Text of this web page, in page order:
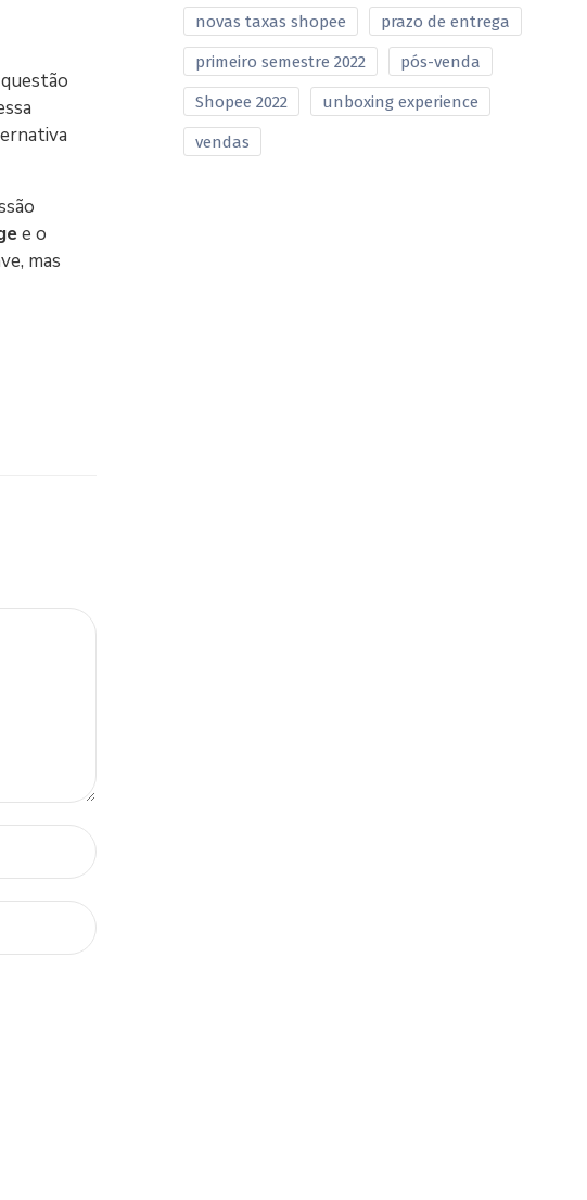
e o
mas
novas taxas shopee prazo de entrega
primeiro semestre 2022 pós-venda
Shopee 2022 unboxing experience
vendas